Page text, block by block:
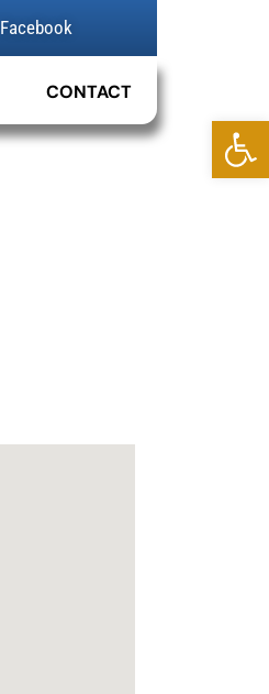
Facebook
CONTACT